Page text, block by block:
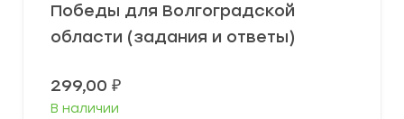
Победы для Волгоградской
области (задания и ответы)
299,00 ₽
В наличии